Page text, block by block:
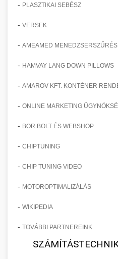
- PLASZTIKAI SEBÉSZ
- VERSEK
- AMEAMED MENEDZSERSZŰRÉS
- HAMVAY LANG DOWN PILLOWS
- AMAROV KFT. KONTÉNER
- ONLINE MARKETING
- BOR BOLT ÉS WEBSHOP
- CHIPTUNING
- CHIP TUNING VIDEO
- MOTOROPTIMALIZÁLÁS
- WIKIPEDIA
- TOVÁBBI PARTNEREINK